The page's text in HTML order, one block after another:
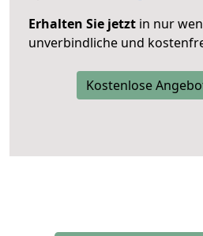
Erhalten Sie jetzt in nur
unverbindliche und
Kostenlose